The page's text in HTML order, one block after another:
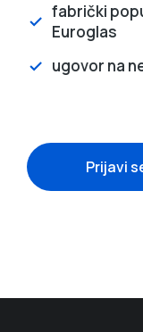
fabrički
Euroglas
ugovor na
Prijavi